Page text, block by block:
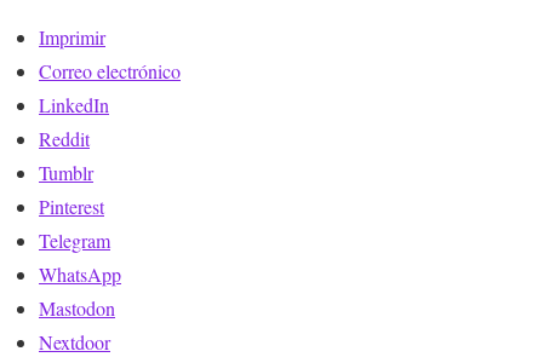
Imprimir
Correo electrónico
LinkedIn
Reddit
Tumblr
Pinterest
Telegram
WhatsApp
Mastodon
Nextdoor